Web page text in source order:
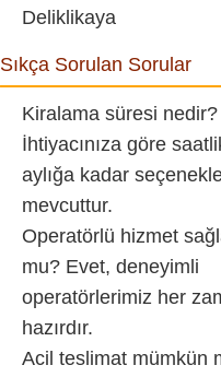
Deliklikaya
Sıkça Sorulan Sorular
Kiralama süresi nedir?
İhtiyacınıza göre
aylığa kadar
mevcuttur.
Operatörlü hizmet
mu? Evet, deneyimli
operatörlerimiz her
hazırdır.
Acil teslimat mümkün